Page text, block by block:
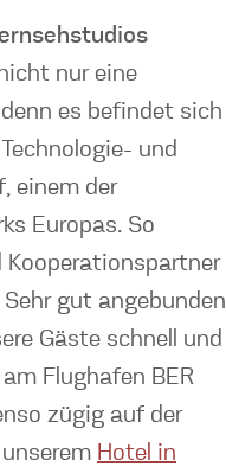
nur eine
es befindet sich
und
einem der
Europas. So
Kooperationspartner
gut angebunden
Gäste schnell und
Flughafen BER
zügig auf der
Hotel in